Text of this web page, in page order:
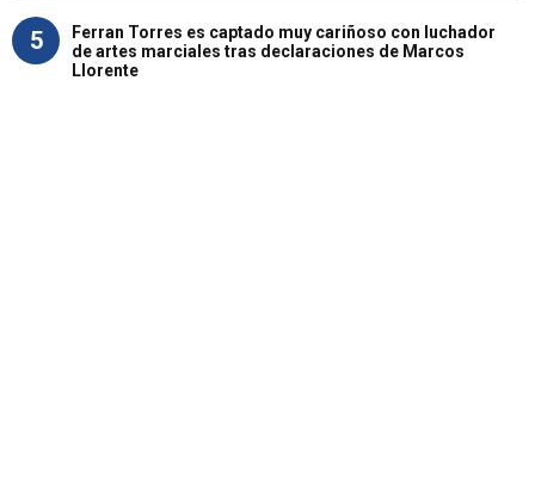
5
Ferran Torres es captado muy cariñoso con luchador
de artes marciales tras declaraciones de Marcos
Llorente